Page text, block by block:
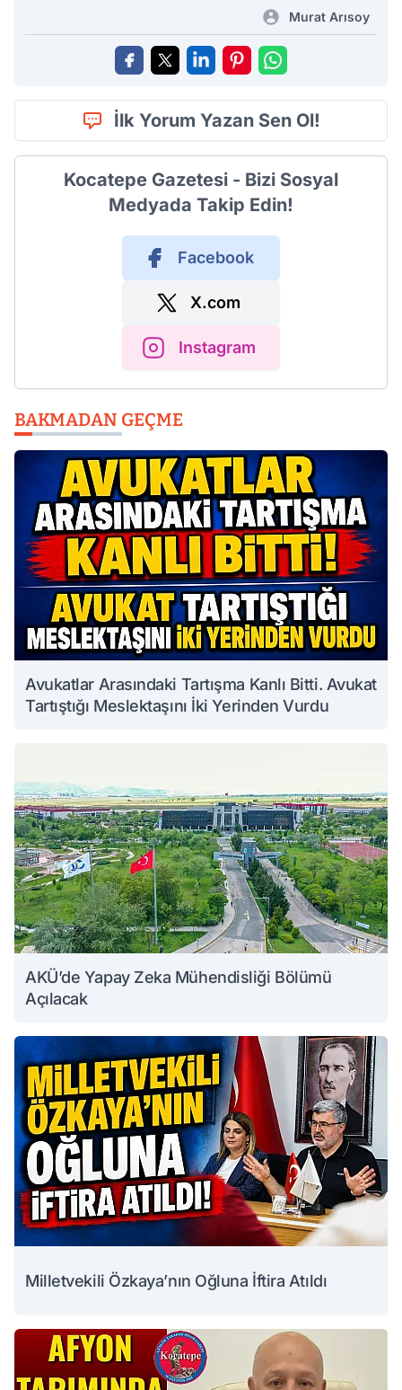
Murat Arısoy
İlk Yorum Yazan Sen Ol!
Kocatepe Gazetesi - Bizi Sosyal
Medyada Takip Edin!
Facebook
X.com
Instagram
BAKMADAN GEÇME
Avukatlar Arasındaki Tartışma Kanlı Bitti. Avukat
Tartıştığı Meslektaşını İki Yerinden Vurdu
AKÜ’de Yapay Zeka Mühendisliği Bölümü
Açılacak
Milletvekili Özkaya’nın Oğluna İftira Atıldı